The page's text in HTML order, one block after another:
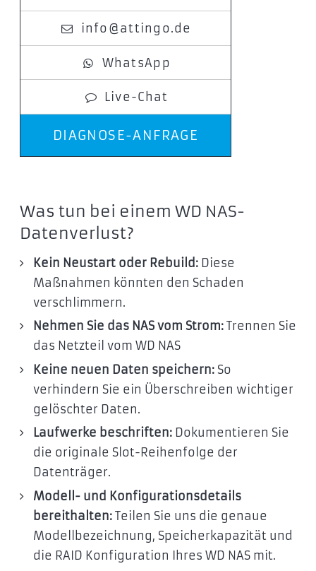
info@attingo.de
WhatsApp
Live-Chat
DIAGNOSE-ANFRAGE
Was tun bei einem WD NAS-
Datenverlust?
Kein Neustart oder Rebuild:Diese
Maßnahmen könnten den Schaden
verschlimmern.
Nehmen Sie das NAS vom Strom:Trennen Sie
das Netzteil vom WD NAS
Keine neuen Daten speichern:So
verhindern Sie ein Überschreiben wichtiger
gelöschter Daten.
Laufwerke beschriften:Dokumentieren Sie
die originale Slot-Reihenfolge der
Datenträger.
Modell- und Konfigurationsdetails
bereithalten: Teilen Sie uns die genaue
Modellbezeichnung, Speicherkapazität und
die RAID Konfiguration Ihres WD NAS mit.